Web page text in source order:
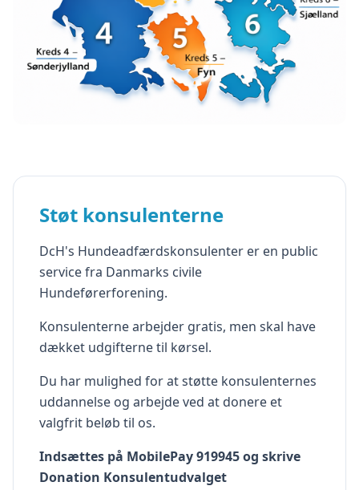
Støt konsulenterne
DcH's Hundeadfærdskonsulenter er en public
service fra Danmarks civile
Hundeførerforening.
Konsulenterne arbejder gratis, men skal have
dækket udgifterne til kørsel.
Du har mulighed for at støtte konsulenternes
uddannelse og arbejde ved at donere et
valgfrit beløb til os.
Indsættes på MobilePay 919945 og skrive
Donation Konsulentudvalget